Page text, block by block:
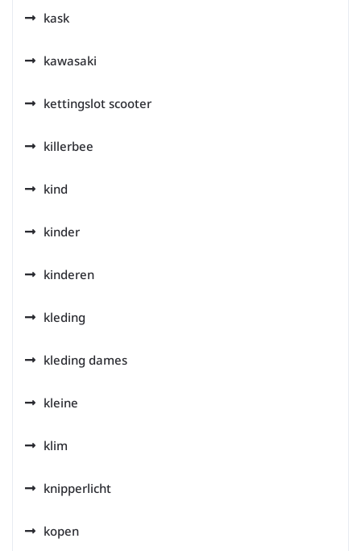
kask
kawasaki
kettingslot scooter
killerbee
kind
kinder
kinderen
kleding
kleding dames
kleine
klim
knipperlicht
kopen